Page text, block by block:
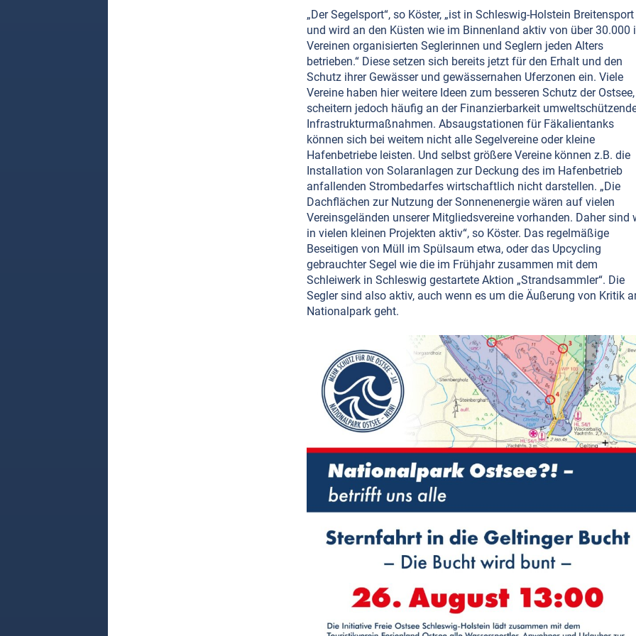
„Der Segelsport“, so Köster, „ist in Schleswig-Holstein Breitensport
und wird an den Küsten wie im Binnenland aktiv von über 30.000
Vereinen organisierten Seglerinnen und Seglern jeden Alters
betrieben.“ Diese setzen sich bereits jetzt für den Erhalt und den
Schutz ihrer Gewässer und gewässernahen Uferzonen ein. Viele
Vereine haben hier weitere Ideen zum besseren Schutz der Ostsee,
scheitern jedoch häufig an der Finanzierbarkeit
Infrastrukturmaßnahmen. Absaugstationen für Fäkalientanks
können sich bei weitem nicht alle Segelvereine oder kleine
Hafenbetriebe leisten. Und selbst größere Vereine können z.B. die
Installation von Solaranlagen zur Deckung des im Hafenbetrieb
anfallenden Strombedarfes wirtschaftlich nicht darstellen. „Die
Dachflächen zur Nutzung der Sonnenenergie wären auf vielen
Vereinsgeländen unserer Mitgliedsvereine vorhanden. Daher sind
in vielen kleinen Projekten aktiv“, so Köster. Das regelmäßige
Beseitigen von Müll im Spülsaum etwa, oder das Upcycling
gebrauchter Segel wie die im Frühjahr zusammen mit dem
Schleiwerk in Schleswig gestartete Aktion „Strandsammler“. Die
Segler sind also aktiv, auch wenn es um die Äußerung von Kritik
Nationalpark geht.